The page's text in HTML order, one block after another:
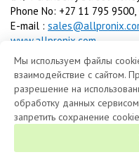
Phone No: +27 11 795
E-mail :
www.allpronix.com
1992 -
Мы используем файлы
взаимодействие с сайтом.
разрешение на
обработку данных
запретить сохранение